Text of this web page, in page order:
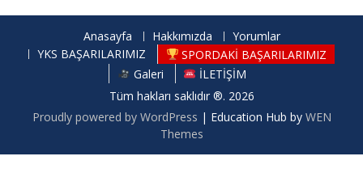
Anasayfa Hakkımızda
Yorumlar
YKS BAŞARILARIMIZ
SPORDAKİ BAŞARILARIMIZ
Galeri
İLETİŞİM
Tüm hakları saklıdır ®. 2026
Proudly powered by WordPress | Education Hub by WEN
Themes